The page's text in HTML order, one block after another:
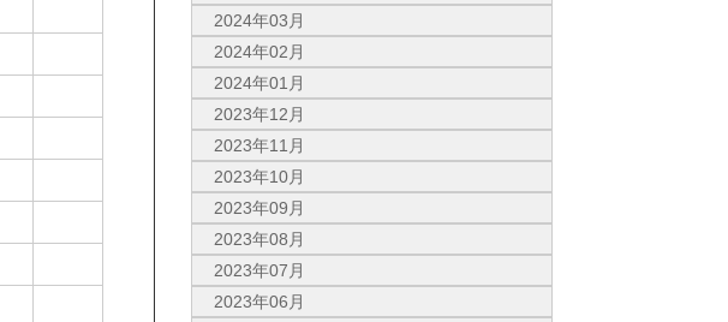
2024年03月
2024年02月
2024年01月
2023年12月
2023年11月
2023年10月
2023年09月
2023年08月
2023年07月
2023年06月